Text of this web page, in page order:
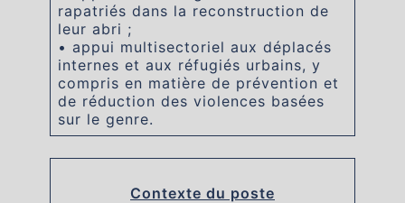
rapatriés dans la reconstruction de
leur abri ;
• appui multisectoriel aux déplacés
internes et aux réfugiés urbains, y
compris en matière de prévention et
de réduction des violences basées
sur le genre.
Contexte du poste